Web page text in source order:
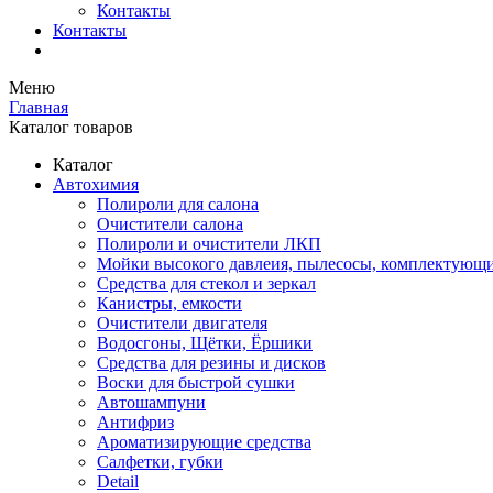
Контакты
Контакты
Меню
Главная
Каталог товаров
Каталог
Автохимия
Полироли для салона
Очистители салона
Полироли и очистители ЛКП
Мойки высокого давлеия, пылесосы,
Средства для стекол и зеркал
Канистры, емкости
Очистители двигателя
Водосгоны, Щётки, Ёршики
Средства для резины и дисков
Воски для быстрой сушки
Автошампуни
Антифриз
Ароматизирующие средства
Салфетки, губки
Detail